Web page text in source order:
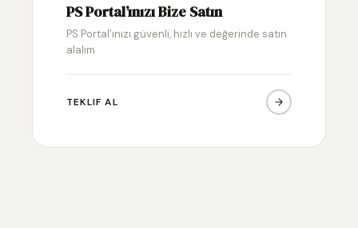
PS Portal’ınızı Bize Satın
PS Portal’ınızı güvenli, hızlı ve değerinde satın
alalım
TEKLIF AL